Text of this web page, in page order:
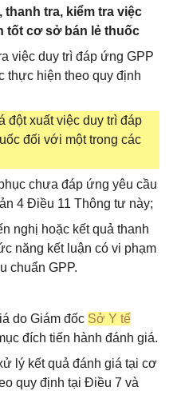
tra, kiểm tra việc
tốt cơ sở bán lẻ thuốc
việc duy trì đáp ứng GPP
thực hiện theo quy định
đột xuất việc duy trì đáp
đối với một trong các
chưa đáp ứng yêu cầu
4 Điều 11 Thông tư này;
nghị hoặc kết quả thanh
năng kết luận có vi phạm
chuẩn GPP.
do Giám đốc Sở Y tế
đích tiến hành đánh giá.
lý kết quả đánh giá tại cơ
quy định tại Điều 7 và